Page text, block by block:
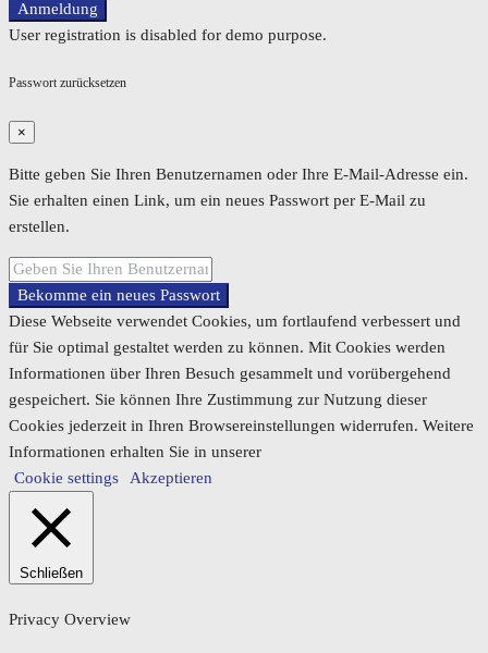
Anmeldung
User registration is disabled for demo purpose.
Passwort zurücksetzen
×
Bitte geben Sie Ihren Benutzernamen oder Ihre E-Mail-Adresse ein.
Sie erhalten einen Link, um ein neues Passwort per E-Mail zu
erstellen.
Bekomme ein neues Passwort
Diese Webseite verwendet Cookies, um fortlaufend verbessert und
für Sie optimal gestaltet werden zu können. Mit Cookies werden
Informationen über Ihren Besuch gesammelt und vorübergehend
gespeichert. Sie können Ihre Zustimmung zur Nutzung dieser
Cookies jederzeit in Ihren Browsereinstellungen widerrufen. Weitere
Informationen erhalten Sie in unserer
Cookie settings
Akzeptieren
Schließen
Privacy Overview